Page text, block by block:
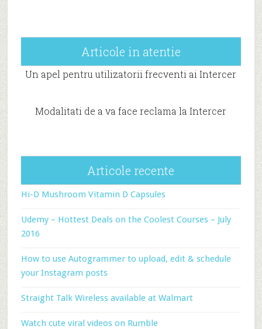
Articole in atentie
Un apel pentru utilizatorii frecventi ai Intercer
Modalitati de a va face reclama la Intercer
Articole recente
Hi-D Mushroom Vitamin D Capsules
Udemy – Hottest Deals on the Coolest Courses – July
2016
How to use Autogrammer to upload, edit & schedule
your Instagram posts
Straight Talk Wireless available at Walmart
Watch cute viral videos on Rumble